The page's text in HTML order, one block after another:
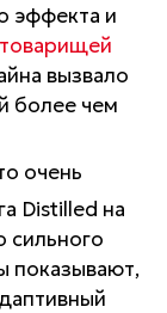
эффекта и
вызвало
более чем
очень
Distilled на
сильного
показывают,